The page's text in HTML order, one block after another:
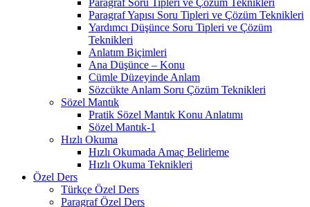
Paragraf Yapısı Soru Tipleri ve Çözüm Teknikleri
Yardımcı Düşünce Soru Tipleri ve Çözüm
Teknikleri
Anlatım Biçimleri
Ana Düşünce – Konu
Cümle Düzeyinde Anlam
Sözcükte Anlam Soru Çözüm Teknikleri
Sözel Mantık
Pratik Sözel Mantık Konu Anlatımı
Sözel Mantık-1
Hızlı Okuma
Hızlı Okumada Amaç Belirleme
Hızlı Okuma Teknikleri
Özel Ders
Türkçe Özel Ders
Paragraf Özel Ders